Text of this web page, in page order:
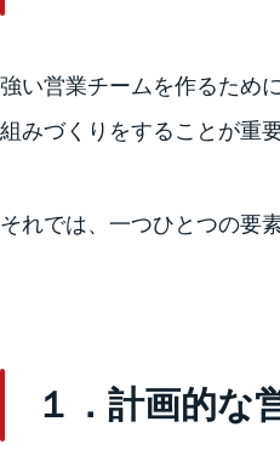
強い営業チームを作るため
組みづくりをすることが重
それでは、一つひとつの要
１．計画的な